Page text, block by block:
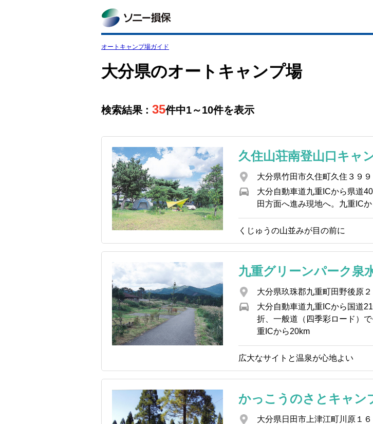
オートキャンプ場ガイド
大分県のオートキャンプ場
検索結果 : 35件中1～10件を表示
久住山荘南登山口キャ
大分県竹田市久住町久住３９９
大分自動車道九重ICから県道
田方面へ進み現地へ。九重IC
くじゅうの山並みが目の前に
九重グリーンパーク泉
大分県玖珠郡九重町田野後原２
大分自動車道九重ICから国道
折、一般道（四季彩ロード）
重ICから20km
広大なサイトと温泉が心地よい
かっこうのさとキャン
大分県日田市上津江町川原１６